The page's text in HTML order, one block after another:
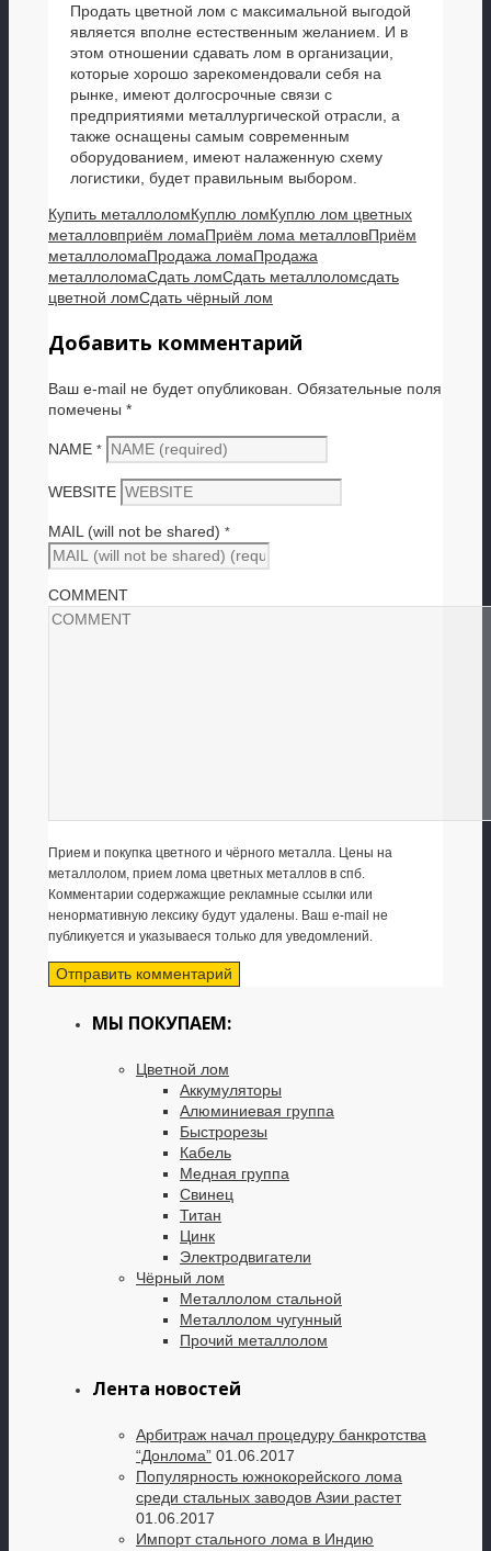
Продать цветной лом с максимальной выгодой
является вполне естественным желанием. И в
этом отношении сдавать лом в организации,
которые хорошо зарекомендовали себя на
рынке, имеют долгосрочные связи с
предприятиями металлургической отрасли, а
также оснащены самым современным
оборудованием, имеют налаженную схему
логистики, будет правильным выбором.
Купить металлоломКуплю ломКуплю лом цветных
металловприём ломаПриём лома металловПриём
металлоломаПродажа ломаПродажа
металлоломаСдать ломСдать металлоломсдать
цветной ломСдать чёрный лом
Добавить комментарий
Ваш e-mail не будет опубликован. Обязательные поля
помечены *
NAME *
WEBSITE
MAIL (will not be shared) *
COMMENT
Прием и покупка цветного и чёрного металла. Цены на
металлолом, прием лома цветных металлов в спб.
Комментарии содержажщие рекламные ссылки или
ненормативную лексику будут удалены. Ваш e-mail не
публикуется и указываеся только для уведомлений.
МЫ ПОКУПАЕМ:
Цветной лом
Аккумуляторы
Алюминиевая группа
Быстрорезы
Кабель
Медная группа
Свинец
Титан
Цинк
Электродвигатели
Чёрный лом
Металлолом стальной
Металлолом чугунный
Прочий металлолом
Лента новостей
Арбитраж начал процедуру банкротства
“Донлома” 01.06.2017
Популярность южнокорейского лома
среди стальных заводов Азии растет
01.06.2017
Импорт стального лома в Индию